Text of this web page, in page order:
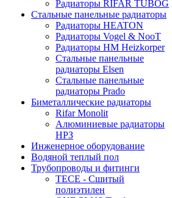
Радиаторы RIFAR TUBOG
Стальные панельные радиаторы
Радиаторы HEATON
Радиаторы Vogel & NooT
Радиаторы HM Heizkorper
Стальные панельные
радиаторы Elsen
Стальные панельные
радиаторы Prado
Биметаллические радиаторы
Rifar Monolit
Алюминиевые радиаторы
НРЗ
Инженерное оборудование
Водяной теплый пол
Трубопроводы и фитинги
ТЕСЕ - Сшитый
полиэтилен